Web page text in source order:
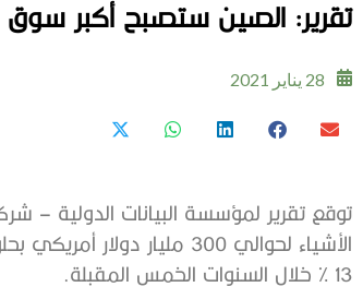
تقرير: الصين ستصبح أكبر سوق
28 يناير 2021
توقع تقرير لمؤسسة البيانات الدولية –
13 % خلال السنوات الخمس المقبلة.